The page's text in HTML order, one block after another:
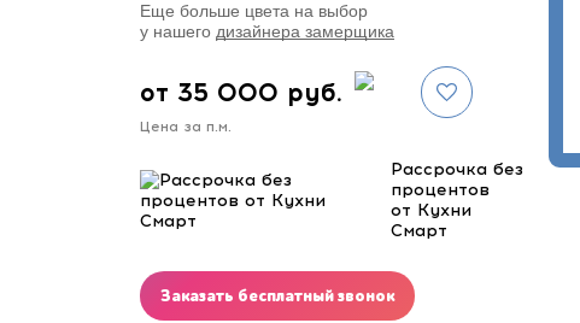
Eще больше цвета на выбор
у нашего дизайнера замерщика
от 35 000 руб.
Цена за п.м.
Рассрочка без
процентов
от Кухни
Смарт
Заказать бесплатный звонок